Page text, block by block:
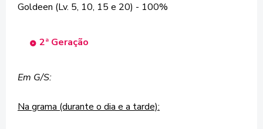
Goldeen (Lv. 5, 10, 15 e 20) - 100%
2ª Geração
Em G/S:
Na grama (durante o dia e a tarde):